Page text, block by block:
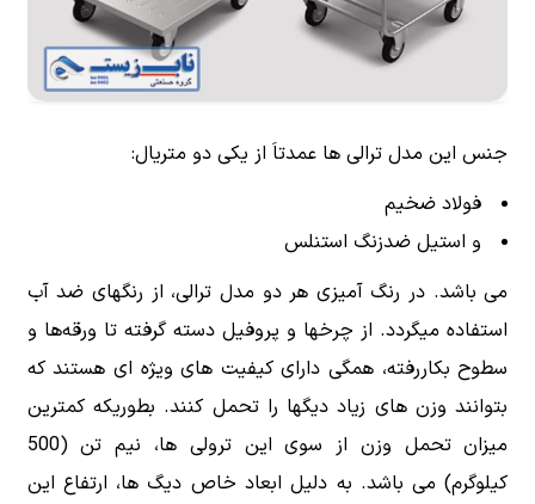
جنس این مدل ترالی ها عمدتاَ از یکی دو متریال:
فولاد ضخیم
و استیل ضدزنگ استنلس
می باشد. در رنگ آمیزی هر دو مدل ترالی، از رنگهای ضد آب
استفاده میگردد. از چرخها و پروفیل دسته گرفته تا ورقه‌ها و
سطوح بکاررفته، همگی دارای کیفیت های ویژه ای هستند که
بتوانند وزن های زیاد دیگها را تحمل کنند. بطوریکه کمترین
میزان تحمل وزن از سوی این ترولی ها، نیم تن (500
کیلوگرم) می باشد. به دلیل ابعاد خاص دیگ ها، ارتفاع این